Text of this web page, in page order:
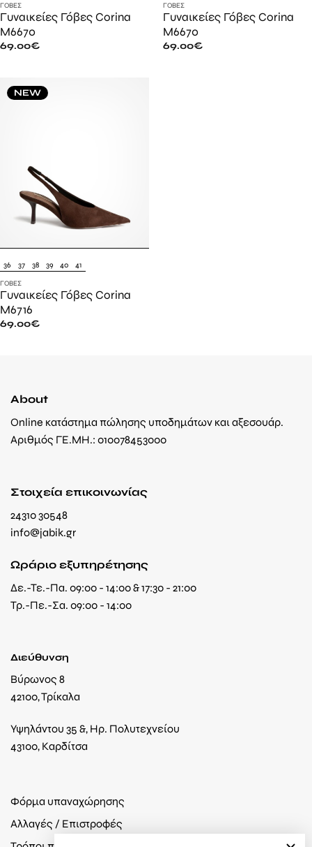
ΓΌΒΕΣ
Γυναικείες Γόβες Corina
M6670
69.00€
ΓΌΒΕΣ
Γυναικείες Γόβες Corina
M6670
69.00€
NEW
36 37 38 39 40 41
ΓΌΒΕΣ
Γυναικείες Γόβες Corina
M6716
69.00€
About
Online κατάστημα πώλησης υποδημάτων και αξεσουάρ.
Αριθμός ΓΕ.ΜΗ.: 010078453000
Στοιχεία επικοινωνίας
24310 30548
info@jabik.gr
Ωράριο εξυπηρέτησης
Δε.-Τε.-Πα. 09:00 - 14:00 & 17:30 - 21:00
Τρ.-Πε.-Σα. 09:00 - 14:00
Διεύθυνση
Βύρωνος 8
42100, Τρίκαλα
Υψηλάντου 35 &, Ηρ. Πολυτεχνείου
43100, Καρδίτσα
Φόρμα υπαναχώρησης
Αλλαγές / Επιστροφές